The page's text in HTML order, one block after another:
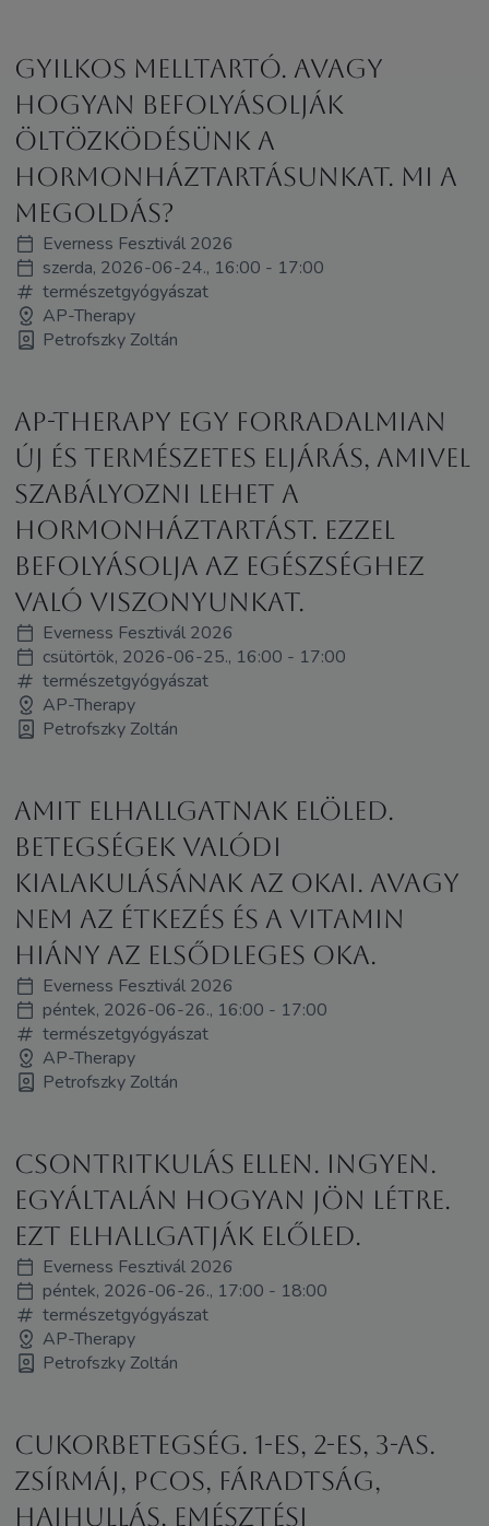
Gyilkos melltartó. Avagy
hogyan befolyásolják
öltözködésünk a
hormonháztartásunkat. Mi a
megoldás?
Everness Fesztivál 2026
szerda, 2026-06-24., 16:00 - 17:00
természetgyógyászat
AP-Therapy
Petrofszky Zoltán
AP-Therapy egy forradalmian
új és természetes eljárás, amivel
szabályozni lehet a
hormonháztartást. Ezzel
befolyásolja az egészséghez
való viszonyunkat.
Everness Fesztivál 2026
csütörtök, 2026-06-25., 16:00 - 17:00
természetgyógyászat
AP-Therapy
Petrofszky Zoltán
Amit elhallgatnak elöled.
Betegségek valódi
kialakulásának az okai. Avagy
nem az étkezés és a vitamin
hiány az elsődleges oka.
Everness Fesztivál 2026
péntek, 2026-06-26., 16:00 - 17:00
természetgyógyászat
AP-Therapy
Petrofszky Zoltán
Csontritkulás ellen. INGYEN.
Egyáltalán hogyan jön létre.
Ezt elhallgatják előled.
Everness Fesztivál 2026
péntek, 2026-06-26., 17:00 - 18:00
természetgyógyászat
AP-Therapy
Petrofszky Zoltán
Cukorbetegség. 1-es, 2-es, 3-as.
Zsírmáj, PCOS, fáradtság,
hajhullás, emésztési